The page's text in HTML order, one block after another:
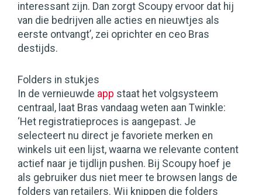
interessant zijn. Dan zorgt Scoupy ervoor dat hij
van die bedrijven alle acties en nieuwtjes als
eerste ontvangt’, zei oprichter en ceo Bras
destijds.
Folders in stukjes
In de vernieuwde app staat het volgsysteem
centraal, laat Bras vandaag weten aan Twinkle:
‘Het registratieproces is aangepast. Je
selecteert nu direct je favoriete merken en
winkels uit een lijst, waarna we relevante content
actief naar je tijdlijn pushen. Bij Scoupy hoef je
als gebruiker dus niet meer te browsen langs de
folders van retailers. Wij knippen die folders